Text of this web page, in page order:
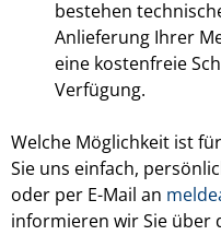
bestehen
Anlieferung Ihrer
eine kostenfreie
Verfügung.
Welche Möglichkeit ist
Sie uns einfach,
oder per E-Mail an
informieren wir Sie über